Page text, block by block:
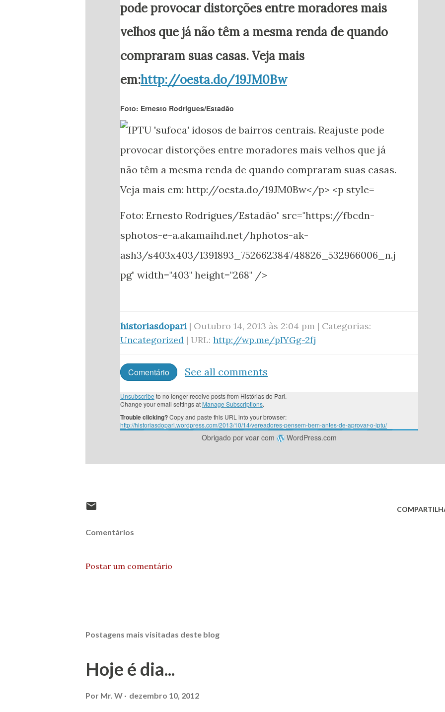
pode provocar distorções entre moradores mais
velhos que já não têm a mesma renda de quando
compraram suas casas. Veja mais
em:http://oesta.do/19JM0Bw
Foto: Ernesto Rodrigues/Estadão
Foto: Ernesto Rodrigues/Estadão" src="https://fbcdn-
sphotos-e-a.akamaihd.net/hphotos-ak-
ash3/s403x403/1391893_752662384748826_532966006_n.j
pg" width="403" height="268" />
historiasdopari | Outubro 14, 2013 às 2:04 pm | Categorias:
Uncategorized | URL: http://wp.me/pIYGg-2fj
Comentário See all comments
Unsubscribe to no longer receive posts from Histórias do Pari.
Change your email settings at Manage Subscriptions.
Trouble clicking?Copy and paste this URL into your browser:
http://historiasdopari.wordpress.com/2013/10/14/vereadores-pensem-bem-antes-de-aprovar-o-iptu/
Obrigado por voar com WordPress.com
Comentários
Postar um comentário
Postagens mais visitadas deste blog
Hoje é dia...
Por Mr. W dezembro 10, 2012